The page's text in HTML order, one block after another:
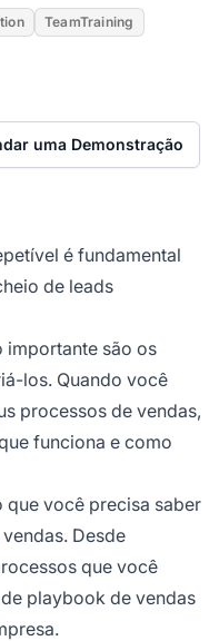
TeamTraining
uma Demonstração
é fundamental
de leads
importante são os
los. Quando você
processos de vendas,
funciona e como
que você precisa saber
Desde
que você
playbook de vendas